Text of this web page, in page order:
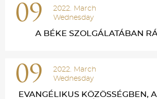
09
2022. March
Wednesday
A BÉKE SZOLGÁLATÁBAN
09
2022. March
Wednesday
EVANGÉLIKUS KÖZÖSSÉGBEN,